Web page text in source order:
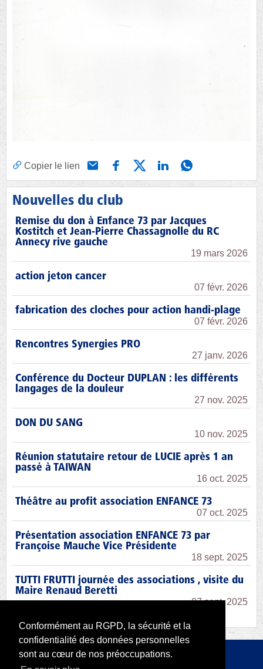
Conformément au RGPD, la sécurité et la
confidentialité des données personnelles
sont au cœur de nos préoccupations.
Copier le lien
Nouvelles du club
Remise du don à Enfance 73 par Jacques
Kostitch et Jean-Pierre Chassagnolle du RC
Annecy rive gauche
19 mars 2026
action jeton cancer
07 févr. 2026
fabrication des cloches pour action handi-plage
07 févr. 2026
Rencontres Synergies PRO
27 janv. 2026
Conférence du Docteur DUPLAN : les différents
langages de la douleur
27 nov. 2025
DON DU SANG
10 nov. 2025
Réunion statutaire retour de LUCIE après 1 an
passé à TAIWAN
16 oct. 2025
Théâtre au profit association ENFANCE 73
07 oct. 2025
Présentation association ENFANCE 73 par
Françoise Mauche Vice Présidente
18 sept. 2025
TUTTI FRUTTI journée des associations , visite du
Maire Renaud Beretti
07 sept. 2025